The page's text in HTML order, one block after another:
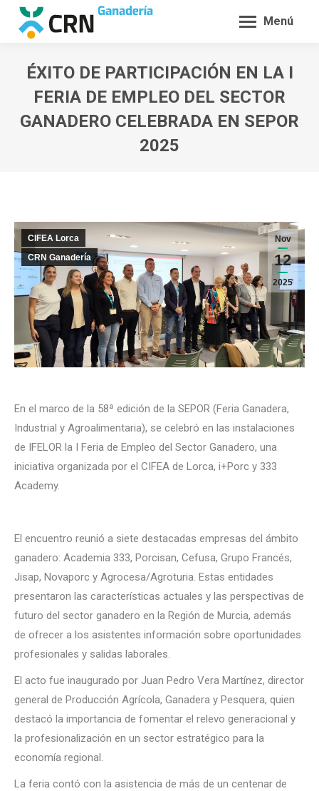
Menú
ÉXITO DE PARTICIPACIÓN EN LA I
FERIA DE EMPLEO DEL SECTOR
GANADERO CELEBRADA EN SEPOR
2025
Nov
12
2025
CIFEA Lorca
CRN Ganadería
En el marco de la 58ª edición de la SEPOR (Feria Ganadera,
Industrial y Agroalimentaria), se celebró en las instalaciones
de IFELOR la I Feria de Empleo del Sector Ganadero, una
iniciativa organizada por el CIFEA de Lorca, i+Porc y 333
Academy.
El encuentro reunió a siete destacadas empresas del ámbito
ganadero: Academia 333, Porcisan, Cefusa, Grupo Francés,
Jisap, Novaporc y Agrocesa/Agroturia. Estas entidades
presentaron las características actuales y las perspectivas de
futuro del sector ganadero en la Región de Murcia, además
de ofrecer a los asistentes información sobre oportunidades
profesionales y salidas laborales.
El acto fue inaugurado por Juan Pedro Vera Martínez, director
general de Producción Agrícola, Ganadera y Pesquera, quien
destacó la importancia de fomentar el relevo generacional y
la profesionalización en un sector estratégico para la
economía regional.
La feria contó con la asistencia de más de un centenar de